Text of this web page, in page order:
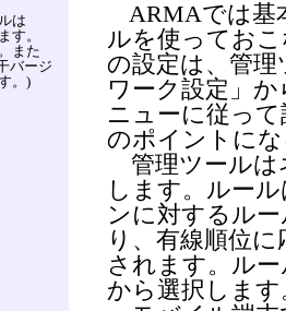
は
す。
また
バージ
。)
ARMAでは基
ルを使ってお
の設定は、管
ワーク設定」
ニューに従っ
のポイントに
管理ツールは
します。ルー
ンに対するル
り、有線順位
されます。ル
から選択します